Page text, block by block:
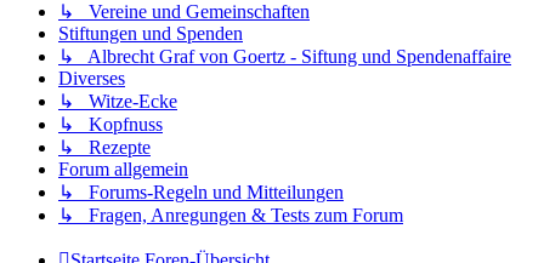
↳ Vereine und Gemeinschaften
Stiftungen und Spenden
↳ Albrecht Graf von Goertz - Siftung und Spendenaffaire
Diverses
↳ Witze-Ecke
↳ Kopfnuss
↳ Rezepte
Forum allgemein
↳ Forums-Regeln und Mitteilungen
↳ Fragen, Anregungen & Tests zum Forum